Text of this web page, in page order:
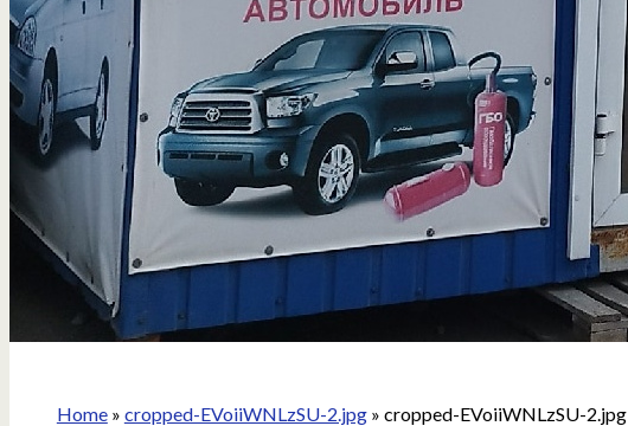
Home» cropped-EVoiiWNLzSU-2.jpg» cropped-EVoiiWNLzSU-2.jpg